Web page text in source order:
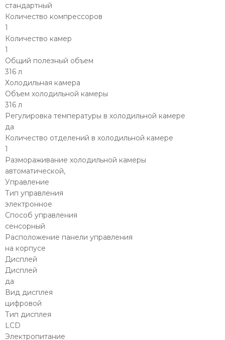
стандартный
Количество компрессоров
1
Количество камер
1
Общий полезный объем
316 л
Холодильная камера
Объем холодильной камеры
316 л
Регулировка температуры в холодильной камере
да
Количество отделений в холодильной камере
1
Размораживание холодильной камеры
автоматической,
Управление
Тип управления
электронное
Способ управления
сенсорный
Расположение панели управления
на корпусе
Дисплей
Дисплей
да
Вид дисплея
цифровой
Тип дисплея
LCD
Электропитание